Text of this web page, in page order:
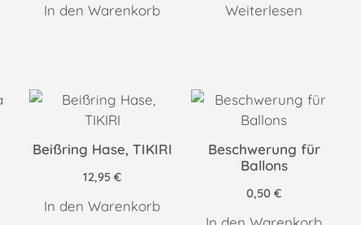
In den Warenkorb Weiterlesen
Beißring Hase, TIKIRI
12,95€
In den Warenkorb
Beschwerung für
Ballons
0,50€